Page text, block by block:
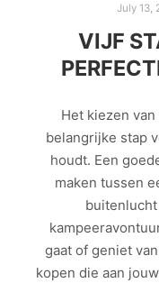
July 13,
VIJF
Het kiezen
belangrijke stap
houdt. Een
maken tussen
gaat of geniet
kopen die aan